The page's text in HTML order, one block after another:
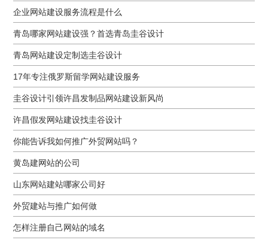
企业网站建设服务流程是什么
青岛哪家网站建设强？首选青岛圭谷设计
青岛网站建设定制选圭谷设计
17年专注俄罗斯留学网站建设服务
圭谷设计引领许昌发制品网站建设新风尚
许昌假发网站建设找圭谷设计
你能告诉我如何推广外贸网站吗？
黄岛建网站的公司
山东网站建站哪家公司好
外贸建站与推广如何做
怎样注册自己网站的域名